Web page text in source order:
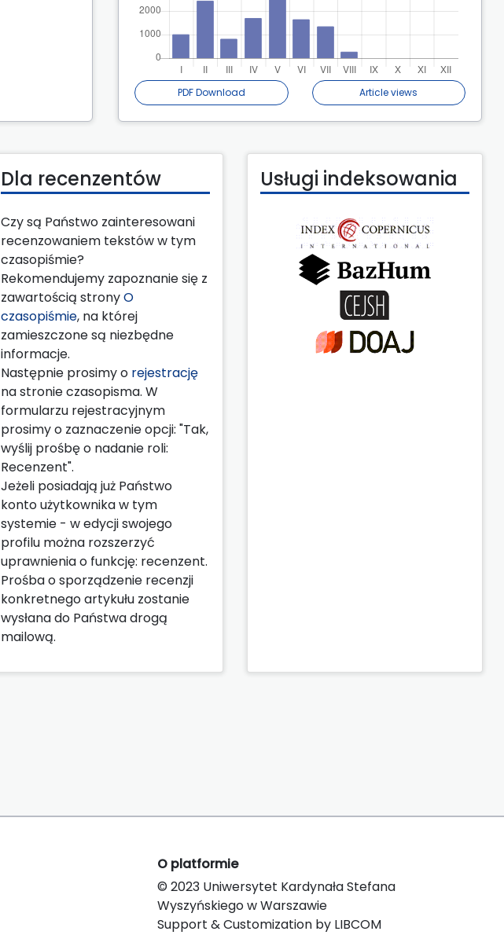
PDF Download Article views
Dla recenzentów
Czy są Państwo zainteresowani
recenzowaniem tekstów w tym
czasopiśmie?
Rekomendujemy zapoznanie się z
zawartością stronyO
czasopiśmie, na której
zamieszczone są niezbędne
informacje.
Następnie prosimy o rejestrację
na stronie czasopisma. W
formularzu rejestracyjnym
prosimy o zaznaczenie opcji: "Tak,
wyślij prośbę o nadanie roli:
Recenzent".
Jeżeli posiadają już Państwo
konto użytkownika w tym
systemie - w edycji swojego
profilu można rozszerzyć
uprawnienia o funkcję: recenzent.
Prośba o sporządzenie recenzji
konkretnego artykułu zostanie
wysłana do Państwa drogą
mailową.
Usługi indeksowania
O platformie
© 2023 Uniwersytet Kardynała Stefana
Wyszyńskiego w Warszawie
Support & Customization by LIBCOM